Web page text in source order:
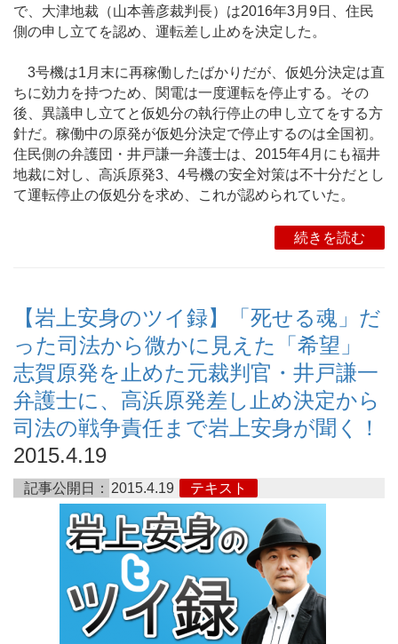
で、大津地裁（山本善彦裁判長）は2016年3月9日、住民
側の申し立てを認め、運転差し止めを決定した。
3号機は1月末に再稼働したばかりだが、仮処分決定は直
ちに効力を持つため、関電は一度運転を停止する。その
後、異議申し立てと仮処分の執行停止の申し立てをする方
針だ。稼働中の原発が仮処分決定で停止するのは全国初。
住民側の弁護団・井戸謙一弁護士は、2015年4月にも福井
地裁に対し、高浜原発3、4号機の安全対策は不十分だとし
て運転停止の仮処分を求め、これが認められていた。
続きを読む
【岩上安身のツイ録】「死せる魂」だ
った司法から微かに見えた「希望」
志賀原発を止めた元裁判官・井戸謙一
弁護士に、高浜原発差し止め決定から
司法の戦争責任まで岩上安身が聞く！
2015.4.19
記事公開日： 2015.4.19 テキスト